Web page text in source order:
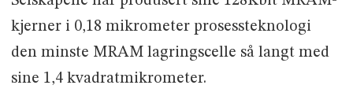
kjerner i 0,18 mikrometer prosessteknologi 
den minste MRAM lagringscelle så langt med
sine 1,4 kvadratmikrometer.